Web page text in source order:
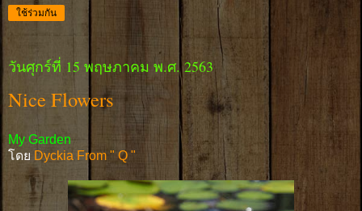
ใช้ร่วมกัน
วันศุกร์ที่ 15 พฤษภาคม พ.ศ. 2563
Nice Flowers
My Garden
โดย Dyckia From " Q "